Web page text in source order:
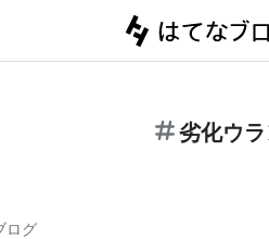
劣化ウ
ログ